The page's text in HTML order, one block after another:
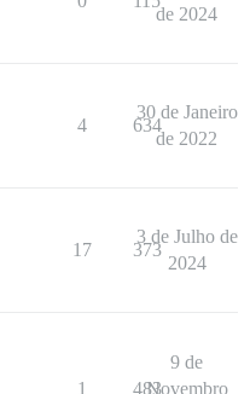
de 2024
4 634
30 de Janeiro
de 2022
17 373
3 de Julho de
2024
1 483
9 de
Novembro